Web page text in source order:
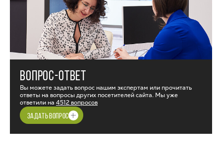
ВОПРОС-ОТВЕТ
Вы можете задать вопрос нашим экспертам или прочитать
ответы на вопросы других посетителей сайта. Мы уже
ответили на 4512 вопросов
ЗАДАТЬ ВОПРОС